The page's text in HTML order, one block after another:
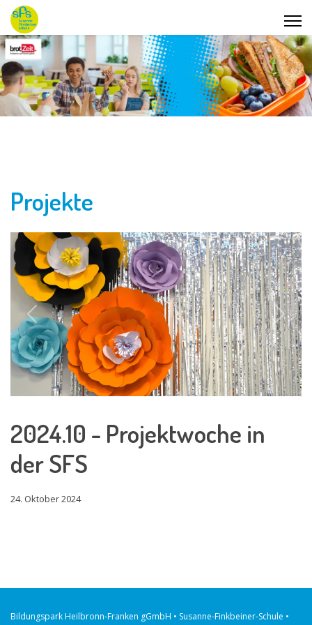
Projekte
Previous Next
2024.10 - Projektwoche in
der SFS
24. Oktober 2024
Bildungspark Heilbronn-Franken gGmbH • Susanne-Finkbeiner-Schule •